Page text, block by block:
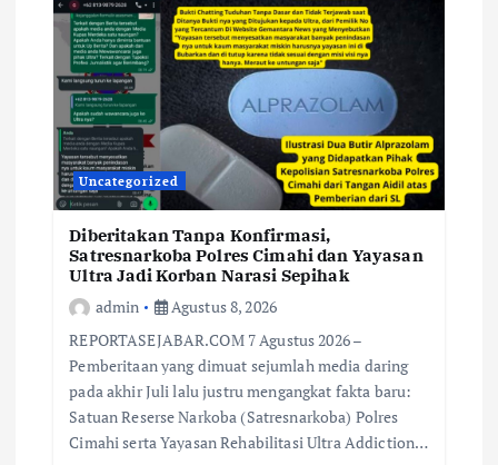
Uncategorized
Diberitakan Tanpa Konfirmasi,
Satresnarkoba Polres Cimahi dan Yayasan
Ultra Jadi Korban Narasi Sepihak
admin
Agustus 8, 2026
REPORTASEJABAR.COM 7 Agustus 2026 –
Pemberitaan yang dimuat sejumlah media daring
pada akhir Juli lalu justru mengangkat fakta baru:
Satuan Reserse Narkoba (Satresnarkoba) Polres
Cimahi serta Yayasan Rehabilitasi Ultra Addiction…